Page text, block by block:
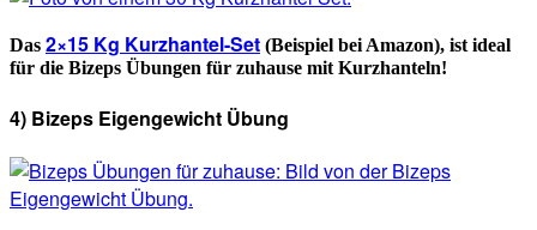
Das 2×15 Kg Kurzhantel-Set (Beispiel bei Amazon), ist ideal
für die Bizeps Übungen für zuhause mit Kurzhanteln!
4) Bizeps Eigengewicht Übung